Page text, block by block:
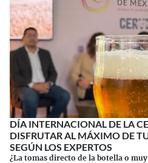
DÍA INTERNACIONAL DE LA
DISFRUTAR AL MÁXIMO DE
SEGÚN LOS EXPERTOS
¿La tomas directo de la botella o